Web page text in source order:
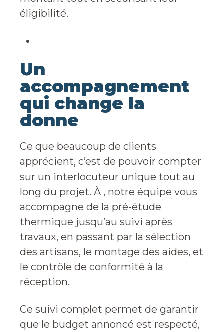
éligibilité.
Un
accompagnement
qui change la
donne
Ce que beaucoup de clients
apprécient, c’est de pouvoir compter
sur un interlocuteur unique tout au
long du projet. À , notre équipe vous
accompagne de la pré-étude
thermique jusqu’au suivi après
travaux, en passant par la sélection
des artisans, le montage des aides, et
le contrôle de conformité à la
réception.
Ce suivi complet permet de garantir
que le budget annoncé est respecté,